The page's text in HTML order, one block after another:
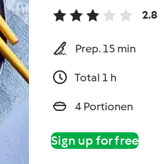
2.8
Prep. 15 min
Total 1 h
4 Portionen
Sign up for free